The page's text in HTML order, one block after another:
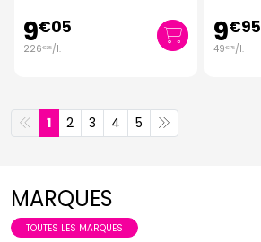
9€05
226€25/l. 9€95
49€75/l.
1 2 3 4 5
MARQUES
TOUTES LES MARQUES